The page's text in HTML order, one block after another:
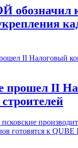
обозначил
прошел II